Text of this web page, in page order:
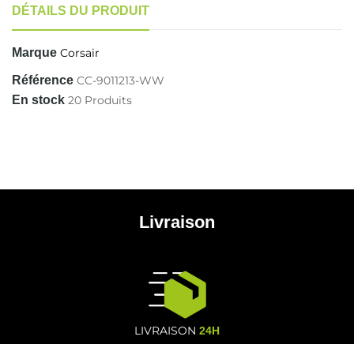
DÉTAILS DU PRODUIT
Marque Corsair
Référence CC-9011213-WW
En stock 20 Produits
Livraison
LIVRAISON 24H